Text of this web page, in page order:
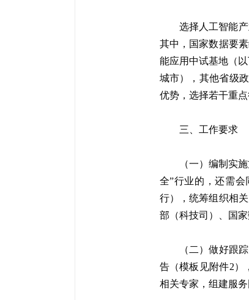
选择人工智能
其中，国家数据要
能应用中试基地（
城市），其他省级
优势，选择若干重
三、工作要求
（一）编制实
全”行业的，还需
行），统筹组织相
部（科技司）、国
（二）做好跟
告（模板见附件2）
相关专家，组建服